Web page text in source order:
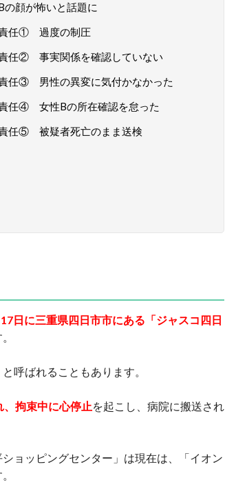
顔が怖いと話題に
責任① 過度の制圧
任② 事実関係を確認していない
任③ 男性の異変に気付かなかった
任④ 女性Bの所在確認を怠った
責任⑤ 被疑者死亡のまま送検
日に三重県四日市市にある「ジャスコ四日
呼ばれることもあります。
拘束中に心停止を起こし、病院に搬送され
ョッピングセンター」は現在は、「イオン